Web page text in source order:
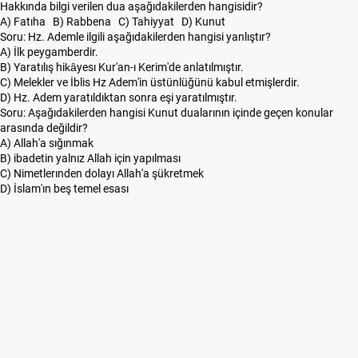
Hakkında bilgi verilen dua aşağıdakilerden hangisidir?
A) Fatıha B) Rabbena C) Tahiyyat D) Kunut
Soru: Hz. Ademle ilgili aşağıdakilerden hangisi yanlıştır?
A) İlk peygamberdir.
B) Yaratılış hikâyesı Kur'an-ı Kerim'de anlatılmıştır.
C) Melekler ve İblis Hz Adem'in üstünlüğünü kabul etmişlerdir.
D) Hz. Adem yaratıldıktan sonra eşi yaratılmıştır.
Soru: Aşağıdakilerden hangisi Kunut dualarının içinde geçen konular
arasında değildir?
A) Allah'a sığınmak
B) ibadetin yalnız Allah için yapılması
C) Nimetlerınden dolayı Allah'a şükretmek
D) İslam'ın beş temel esası